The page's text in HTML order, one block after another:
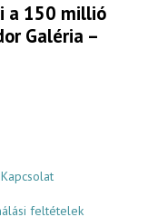
a 150 millió
Galéria –
Kapcsolat
feltételek